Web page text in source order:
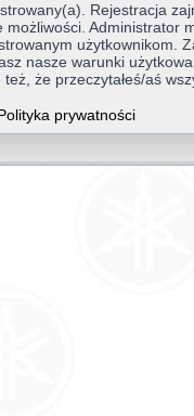
Rejestracja
możliwości. Administrator
użytkownikom.
nasze warunki
że przeczytałeś/aś
prywatności